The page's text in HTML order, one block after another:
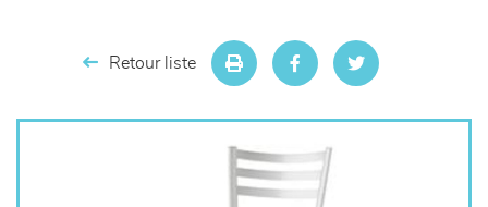
meubles de complément
Retour liste